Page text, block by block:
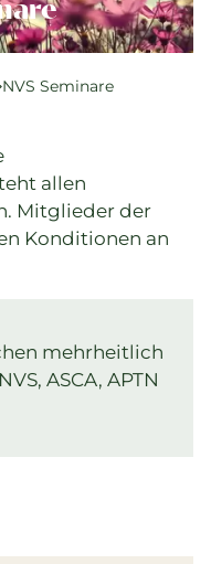
NVS Seminare
allen
Mitglieder der
Konditionen an
mehrheitlich
ASCA, APTN